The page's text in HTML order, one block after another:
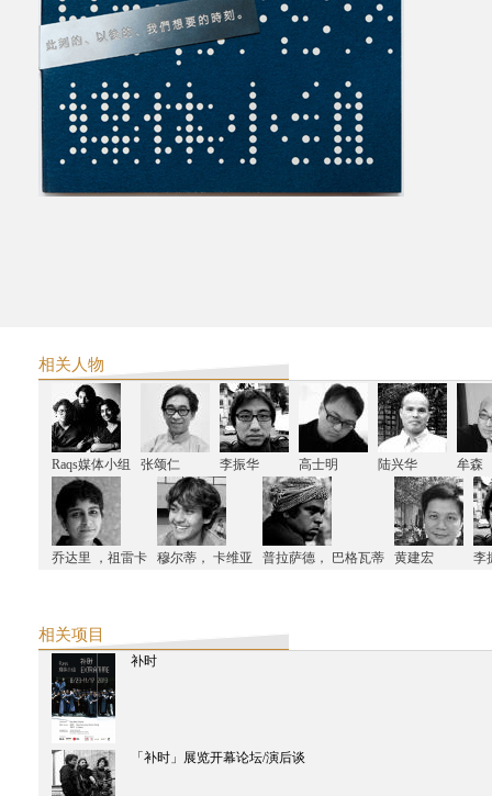
相关人物
Raqs媒体小组 张颂仁 李振华 高士明 陆兴华 牟森
乔达里 ，祖雷卡 穆尔蒂， 卡维亚 普拉萨德， 巴格瓦蒂 黄建宏 李
相关项目
补时
「补时」展览开幕论坛/演后谈